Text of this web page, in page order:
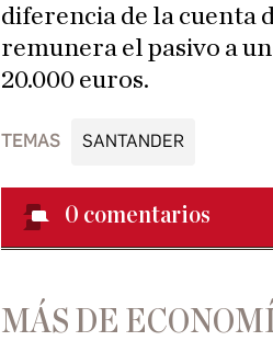
diferencia de la cuenta
remunera el pasivo a
20.000 euros.
TEMAS SANTANDER
0 comentarios
MÁS DE